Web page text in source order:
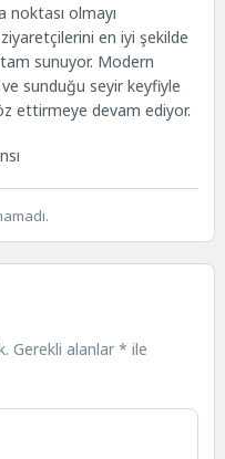
olmayı
en iyi şekilde
sunuyor. Modern
sunduğu seyir keyfiyle
ettirmeye devam ediyor.
Gerekli alanlar* ile